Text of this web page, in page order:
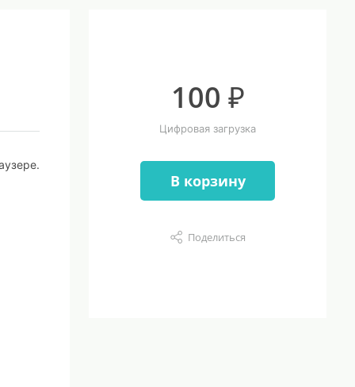
100 ₽
Цифровая загрузка
В корзину
Поделиться